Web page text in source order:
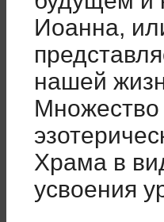
Иоанна,
нашей
Храма в
усвоения